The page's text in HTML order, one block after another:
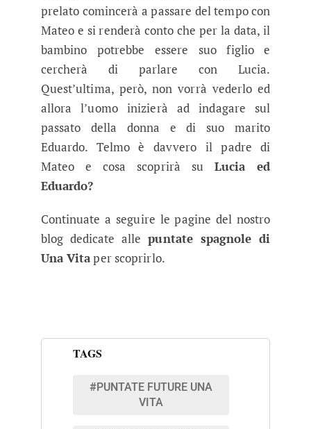
prelato comincerà a passare del tempo con
Mateo e si renderà conto che per la data, il
bambino potrebbe essere suo figlio e
cercherà di parlare con Lucia.
Quest’ultima, però, non vorrà vederlo ed
allora l’uomo inizierà ad indagare sul
passato della donna e di suo marito
Eduardo. Telmo è davvero il padre di
Mateo e cosa scoprirà su Lucia ed
Eduardo?
Continuate a seguire le pagine del nostro
blog dedicate allepuntate spagnole di
Una Vitaper scoprirlo.
TAGS
#PUNTATE FUTURE UNA
VITA